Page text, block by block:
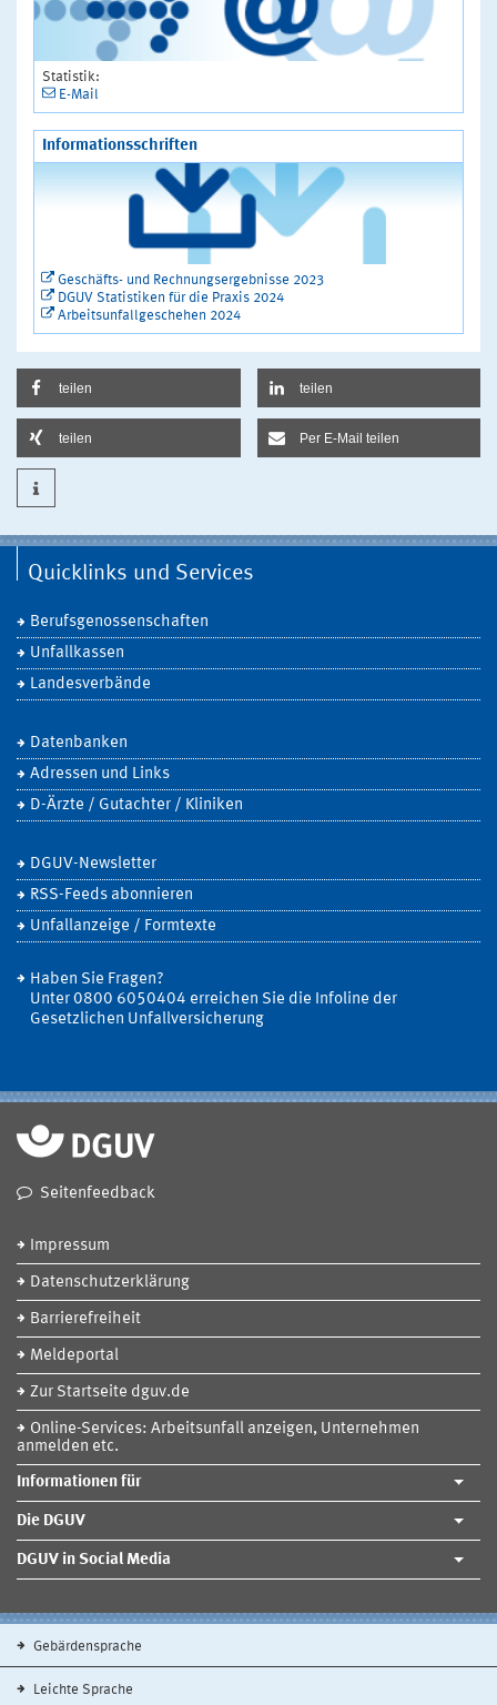
Statistik:
E-Mail
Informationsschriften
Geschäfts- und Rechnungsergebnisse 2023
DGUV Statistiken für die Praxis 2024
Arbeitsunfallgeschehen 2024
teilen teilen
teilen Per E-Mail teilen
Quicklinks und Services
Berufsgenossenschaften
Unfallkassen
Landesverbände
Datenbanken
Adressen und Links
D-Ärzte / Gutachter / Kliniken
DGUV-Newsletter
RSS-Feeds abonnieren
Unfallanzeige / Formtexte
Haben Sie Fragen?
Unter 0800 6050404 erreichen Sie die Infoline der
Gesetzlichen Unfallversicherung
Seitenfeedback
Impressum
Datenschutzerklärung
Barrierefreiheit
Meldeportal
Zur Startseite dguv.de
Online-Services: Arbeitsunfall anzeigen, Unternehmen
anmelden etc.
Informationen für
Die DGUV
DGUV in Social Media
Gebärdensprache
Leichte Sprache